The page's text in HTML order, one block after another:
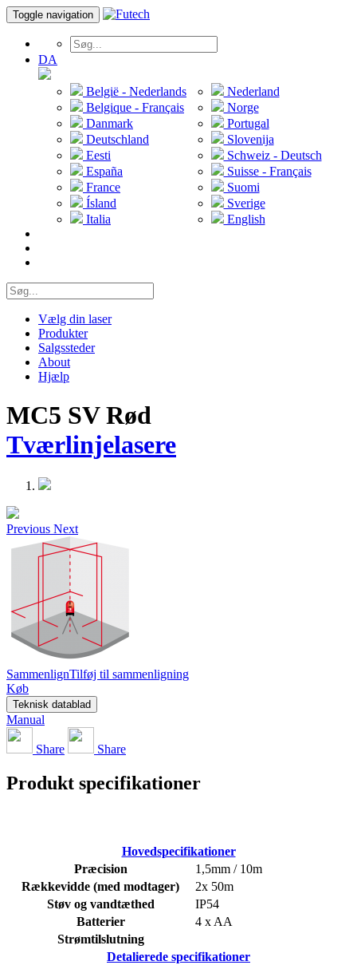
Toggle navigation
DA
België - Nederlands
Belgique - Français
Danmark
Deutschland
Eesti
España
France
Ísland
Italia
Nederland
Norge
Portugal
Slovenija
Schweiz - Deutsch
Suisse - Français
Suomi
Sverige
English
Vælg din laser
Produkter
Salgssteder
About
Hjælp
MC5 SV Rød
Tværlinjelasere
Previous Next
SammenlignTilføj til sammenligning
Køb
Teknisk datablad
Manual
Share Share
Produkt specifikationer
Hovedspecifikationer
Præcision
1,5mm / 10m
Rækkevidde (med modtager)
2x 50m
Støv og vandtæthed
IP54
Batterier
4 x AA
Strømtilslutning
Detalierede specifikationer